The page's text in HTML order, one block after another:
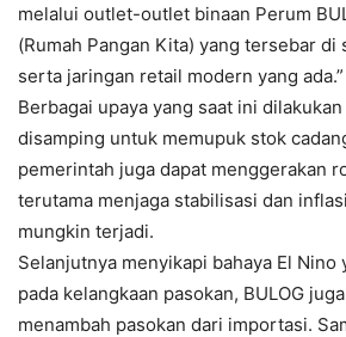
melalui outlet-outlet binaan Perum
(Rumah Pangan Kita) yang tersebar di
serta jaringan retail modern yang ada.”
Berbagai upaya yang saat ini
disamping untuk memupuk stok
pemerintah juga dapat menggerakan
terutama menjaga stabilisasi dan
mungkin terjadi.
Selanjutnya menyikapi bahaya El Nino
pada kelangkaan pasokan, BULOG
menambah pasokan dari importasi.